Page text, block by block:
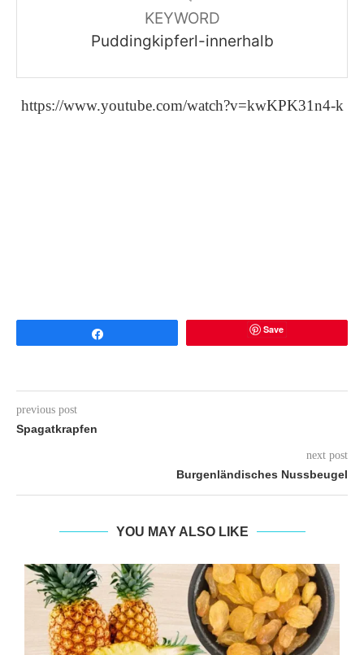
KEYWORD
Puddingkipferl-innerhalb
https://www.youtube.com/watch?v=kwKPK31n4-k
Save
previous post
Spagatkrapfen
next post
Burgenländisches Nussbeugel
YOU MAY ALSO LIKE